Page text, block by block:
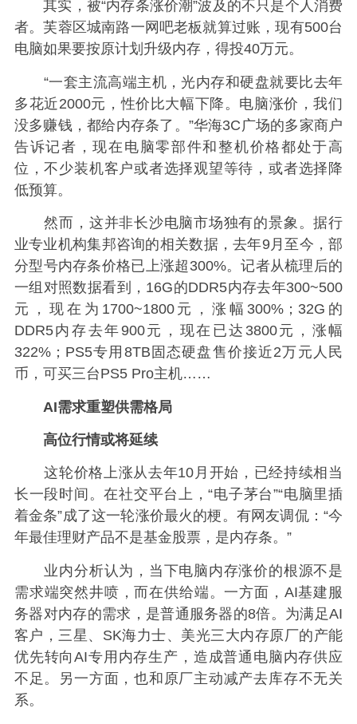
其实，被“内存条涨价潮”波及的不只是个人消费
者。芙蓉区城南路一网吧老板就算过账，现有500台
电脑如果要按原计划升级内存，得投40万元。
“一套主流高端主机，光内存和硬盘就要比去年
多花近2000元，性价比大幅下降。电脑涨价，我们
没多赚钱，都给内存条了。”华海3C广场的多家商户
告诉记者，现在电脑零部件和整机价格都处于高
位，不少装机客户或者选择观望等待，或者选择降
低预算。
然而，这并非长沙电脑市场独有的景象。据行
业专业机构集邦咨询的相关数据，去年9月至今，部
分型号内存条价格已上涨超300%。记者从梳理后的
一组对照数据看到，16G的DDR5内存去年300~500
元，现在为1700~1800元，涨幅300%；32G的
DDR5内存去年900元，现在已达3800元，涨幅
322%；PS5专用8TB固态硬盘售价接近2万元人民
币，可买三台PS5 Pro主机……
AI需求重塑供需格局
高位行情或将延续
这轮价格上涨从去年10月开始，已经持续相当
长一段时间。在社交平台上，“电子茅台”“电脑里插
着金条”成了这一轮涨价最火的梗。有网友调侃：“今
年最佳理财产品不是基金股票，是内存条。”
业内分析认为，当下电脑内存涨价的根源不是
需求端突然井喷，而在供给端。一方面，AI基建服
务器对内存的需求，是普通服务器的8倍。为满足AI
客户，三星、SK海力士、美光三大内存原厂的产能
优先转向AI专用内存生产，造成普通电脑内存供应
不足。另一方面，也和原厂主动减产去库存不无关
系。